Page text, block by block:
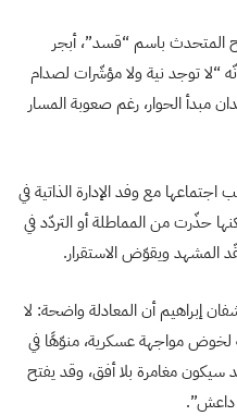
المتحدث باسم “قسد”، أبجر
“لا توجد نية ولا مؤشّرات لصدام
مبدأ الحوار، رغم صعوبة المسار
مع وفد الإدارة الذاتية في
حذّرت من المماطلة أو التردّد في
المشهد ويقوّض الاستقرار.
إبراهيم أن المعادلة واضحة: لا
لخوض مواجهة عسكرية، منوّهًا في
مغامرة بلا أفق، وقد يفتح
داعش”.